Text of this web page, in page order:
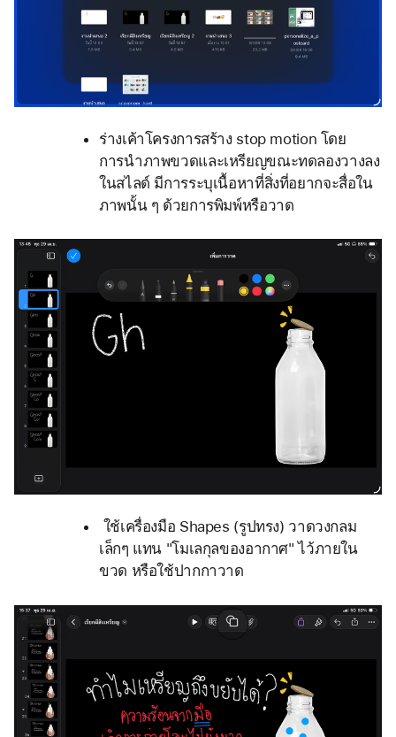
ร่างเค้าโครงการสร้าง stop motion โดย
การนำภาพขวดและเหรียญขณะทดลองวางลง
ในสไลด์ มีการระบุเนื้อหาที่สิ่งที่อยากจะสื่อใน
ภาพนั้น ๆ ด้วยการพิมพ์หรือวาด
เล็กๆ แทน "โมเลกุลของอากาศ" ไว้ภายใน
ขวด หรือใช้ปากกาวาด